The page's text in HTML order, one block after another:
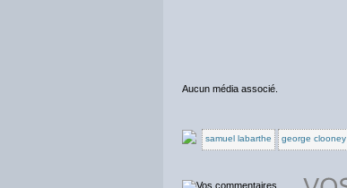
Aucun média associé.
samuel labarthe george clooney